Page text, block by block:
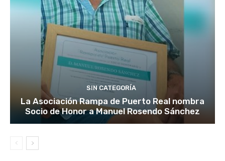
SIN CATEGORÍA
La Asociación Rampa de Puerto Real nombra
Socio de Honor a Manuel Rosendo Sánchez